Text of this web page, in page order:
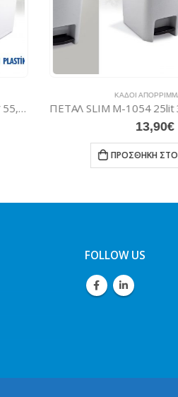
ΠΕΤΑΛ SLIM M-1054 25lit 38.5*27.5*47.5cm
ΚΆΔΟΙ
FOLLOW US